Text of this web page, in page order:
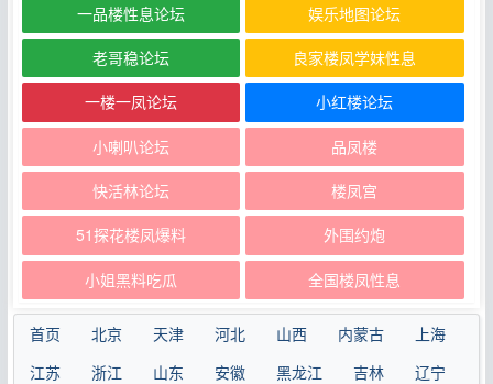
一品楼性息论坛 娱乐地图论坛
老哥稳论坛 良家楼凤学妹性息
一楼一凤论坛 小红楼论坛
小喇叭论坛 品凤楼
快活林论坛 楼凤宫
51探花楼凤爆料 外围约炮
小姐黑料吃瓜 全国楼凤性息
首页 北京 天津 河北 山西 内蒙古
上海
江苏
浙江 山东 安徽 黑龙江 吉林
辽宁